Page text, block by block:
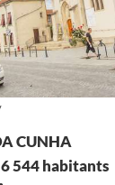
CUNHA
6 544 habitants